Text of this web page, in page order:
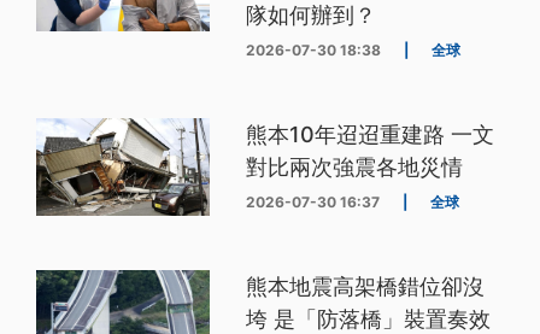
隊如何辦到？
2026-07-30 18:38 全球
熊本10年迢迢重建路 一文
對比兩次強震各地災情
2026-07-30 16:37 全球
熊本地震高架橋錯位卻沒
垮 是「防落橋」裝置奏效